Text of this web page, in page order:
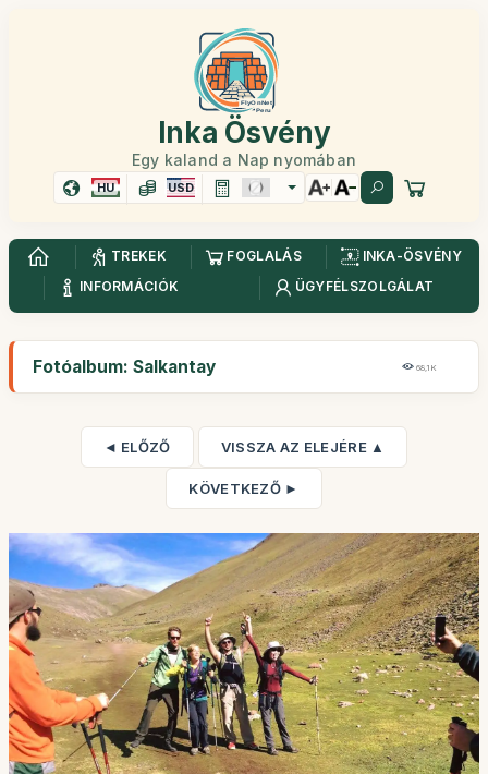
Inka Ösvény
Egy kaland a Nap nyomában
HU USD
TREKEK FOGLALÁS
INKA-ÖSVÉNY
INFORMÁCIÓK
ÜGYFÉLSZOLGÁLAT
Fotóalbum: Salkantay 68,1K
◄ ELŐZŐ VISSZA AZ ELEJÉRE ▲
KÖVETKEZŐ ►